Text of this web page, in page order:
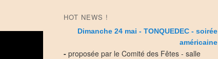
HOT NEWS !
Dimanche 24 mai - TONQUEDEC - soirée
américaine
- proposée par le Comité des Fêtes - salle